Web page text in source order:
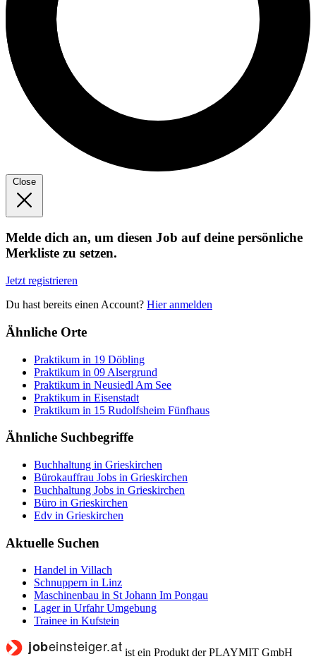
Close
Melde dich an, um diesen Job auf deine persönliche
Merkliste zu setzen.
Jetzt registrieren
Du hast bereits einen Account? Hier anmelden
Ähnliche Orte
Praktikum in 19 Döbling
Praktikum in 09 Alsergrund
Praktikum in Neusiedl Am See
Praktikum in Eisenstadt
Praktikum in 15 Rudolfsheim Fünfhaus
Ähnliche Suchbegriffe
Buchhaltung in Grieskirchen
Bürokauffrau Jobs in Grieskirchen
Buchhaltung Jobs in Grieskirchen
Büro in Grieskirchen
Edv in Grieskirchen
Aktuelle Suchen
Handel in Villach
Schnuppern in Linz
Maschinenbau in St Johann Im Pongau
Lager in Urfahr Umgebung
Trainee in Kufstein
ist ein Produkt der PLAYMIT GmbH